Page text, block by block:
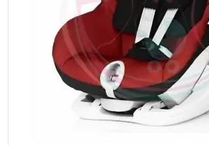
Стульчики для кормления
Манежи, матрасы
Комплекты
Шезлонги, электрокачели